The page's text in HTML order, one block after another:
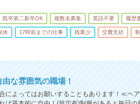
既卒第二新卒OK 複数名募集 英語不要 履歴
休 17時前までの仕事 残業少 交費支給
な雰囲気の職場！
よってはお願いすることもあります！≪ヘ